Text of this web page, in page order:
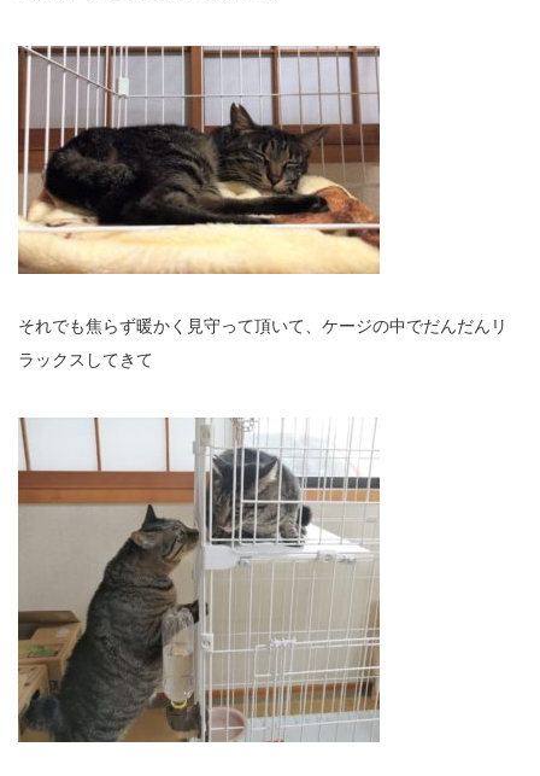
それでも焦らず暖かく見守って頂いて、ケージの中でだんだんリ
ラックスしてきて